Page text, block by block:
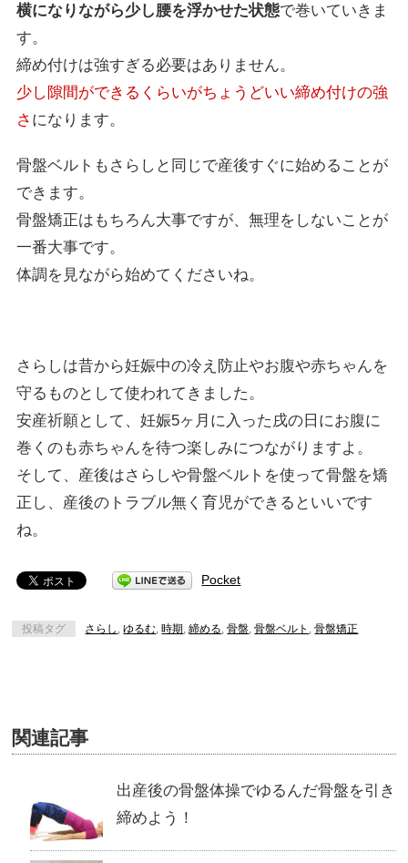
横になりながら少し腰を浮かせた状態で巻いていきま
す。
締め付けは強すぎる必要はありません。
少し隙間ができるくらいがちょうどいい締め付けの強
さ になります。
骨盤ベルトもさらしと同じで産後すぐに始めることが
できます。
骨盤矯正はもちろん大事ですが、無理をしないことが
一番大事です。
体調を見ながら始めてくださいね。
さらしは昔から妊娠中の冷え防止やお腹や赤ちゃんを
守るものとして使われてきました。
安産祈願として、妊娠5ヶ月に入った戌の日にお腹に
巻くのも赤ちゃんを待つ楽しみにつながりますよ。
そして、産後はさらしや骨盤ベルトを使って骨盤を矯
正し、産後のトラブル無く育児ができるといいです
ね。
Pocket
投稿タグ さらし ,ゆるむ ,時期 ,締める ,骨盤 ,骨盤ベルト ,骨盤矯正
関連記事
出産後の骨盤体操でゆるんだ骨盤を引き
締めよう！